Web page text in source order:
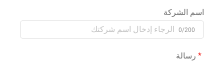
اسم الشركة
0/200
رسالة